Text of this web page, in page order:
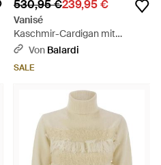
530,95 €239,95 €
Vanisé
Kaschmir-Cardigan mit
aufgesetzten Taschen - Pink
Von Balardi
SALE